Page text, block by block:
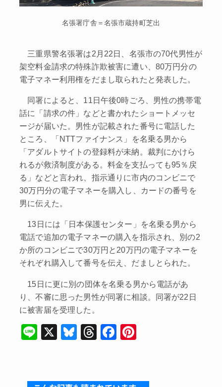
名張署庁舎＝名張市蔵持町芝出
三重県警名張署は2月22日、名張市の70代男性が
架空料金請求の特殊詐欺被害に遭い、80万円分の
電子マネー利用権をだまし取られたと発表した。
同署によると、11日午後0時ごろ、男性の携帯電
話に「請求の件」などと書かれたショートメッセ
ージが届いた。男性が記載された番号に電話した
ところ、「NTTファイナンス」を名乗る男から
「アダルトサイトの登録料が未納。裁判にかけら
れるが救済制度がある。料金を支払っても95％戻
る」などと言われ、指示通りに市内のコンビニで
30万円分の電子マネーを購入し、カードの番号を
男に伝えた。
13日には「日本保護センター」を名乗る男から
電話で追加の電子マネーの購入を指示され、別の2
か所のコンビニで30万円と20万円の電子マネーを
それぞれ購入して番号を伝え、だましとられた。
15日に更に別の団体を名乗る男から電話があ
り、不審に思った男性が同署に相談。同署が22日
に被害届を受理した。
Li
X
Bl
s
T
a
F
e
e